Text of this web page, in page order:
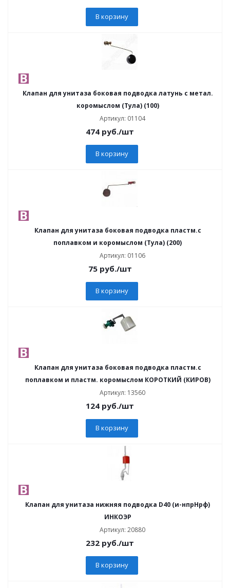
В корзину
Клапан для унитаза боковая подводка латунь с метал.
коромыслом (Тула) (100)
Артикул: 01104
474 руб./шт
В корзину
Клапан для унитаза боковая подводка пластм.с
поплавком и коромыслом (Тула) (200)
Артикул: 01106
75руб./шт
В корзину
Клапан для унитаза боковая подводка пластм.с
поплавком и пластм. коромыслом КОРОТКИЙ (КИРОВ)
Артикул: 13560
124 руб./шт
В корзину
Клапан для унитаза нижняя подводка D40 (и-нпрНрф)
ИНКОЭР
Артикул: 20880
232 руб./шт
В корзину